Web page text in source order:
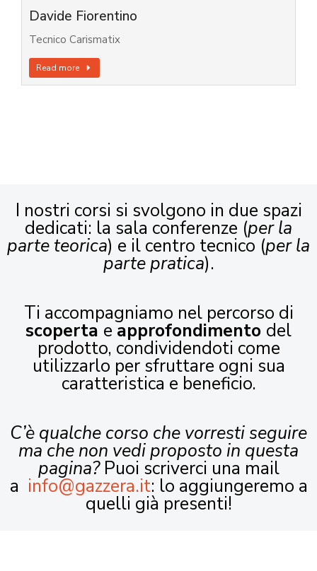
Davide Fiorentino
Tecnico Carismatix
Read more
I nostri corsi si svolgono in due spazi
dedicati: la sala conferenze (per la
parte teorica) e il centro tecnico (per la
parte pratica).
Ti accompagniamo nel percorso di
scoperta e approfondimento del
prodotto, condividendoti come
utilizzarlo per sfruttare ogni sua
caratteristica e beneficio.
C’è qualche corso che vorresti seguire
ma che non vedi proposto in questa
pagina?Puoi scriverci una mail
a info@gazzera.it: lo aggiungeremo a
quelli già presenti!